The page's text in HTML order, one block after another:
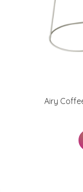
Airy